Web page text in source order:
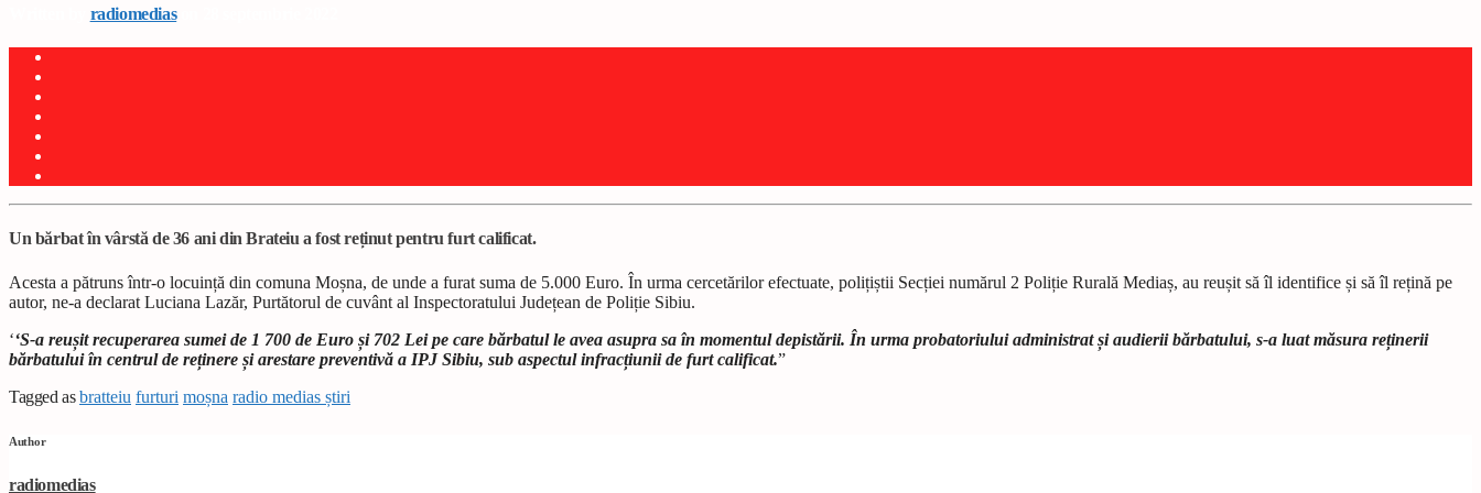
radiomediason 28 septembrie 2022
Un bărbat în vârstă de 36 ani din Brateiu a fost reținut pentru furt calificat.
Acesta a pătruns într-o locuință din comuna Moșna, de unde a furat suma de 5.000 Euro. În urma cercetărilor efectuate, polițiștii Secției numărul 2 Poliție Rurală Mediaș, au reușit să îl identifice și să îl rețină pe
autor, ne-a declarat Luciana Lazăr, Purtătorul de cuvânt al Inspectoratului Județean de Poliție Sibiu.
‘‘S-a reușit recuperarea sumei de 1 700 de Euro și 702 Lei pe care bărbatul le avea asupra sa în momentul depistării. În urma probatoriului administrat și audierii bărbatului, s-a luat măsura reținerii
bărbatului în centrul de reținere și arestare preventivă a IPJ Sibiu, sub aspectul infracțiunii de furt calificat.”
Tagged asbratteiu furturi moșna radio medias știri
Author
radiomedias